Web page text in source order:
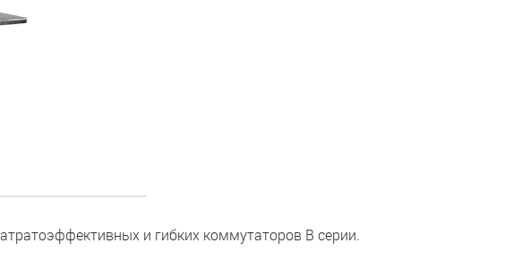
и гибких коммутаторов B серии.